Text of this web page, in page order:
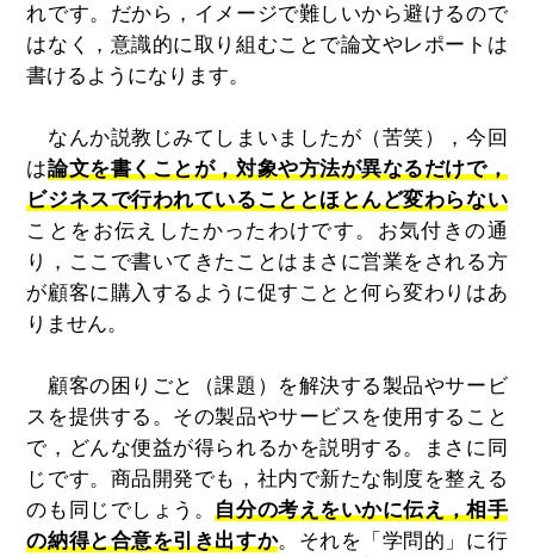
れです。だから，イメージで難しいから避けるので
はなく，意識的に取り組むことで論文やレポートは
書けるようになります。
なんか説教じみてしまいましたが（苦笑），今回
は論文を書くことが，対象や方法が異なるだけで，
ビジネスで行われていることとほとんど変わらない
ことをお伝えしたかったわけです。お気付きの通
り，ここで書いてきたことはまさに営業をされる方
が顧客に購入するように促すことと何ら変わりはあ
りません。
顧客の困りごと（課題）を解決する製品やサービ
スを提供する。その製品やサービスを使用すること
で，どんな便益が得られるかを説明する。まさに同
じです。商品開発でも，社内で新たな制度を整える
のも同じでしょう。自分の考えをいかに伝え，相手
の納得と合意を引き出すか。それを「学問的」に行